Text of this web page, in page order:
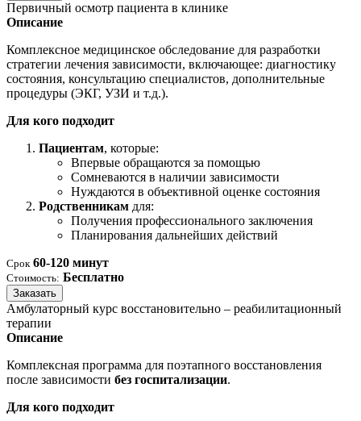
Первичный осмотр пациента в клинике
Описание
Комплексное медицинское обследование для разработки
стратегии лечения зависимости, включающее: диагностику
состояния, консультацию специалистов, дополнительные
процедуры (ЭКГ, УЗИ и т.д.).
Для кого подходит
Пациентам, которые:
Впервые обращаются за помощью
Сомневаются в наличии зависимости
Нуждаются в объективной оценке состояния
Родственникам для:
Получения профессионального заключения
Планирования дальнейших действий
Срок 60-120 минут
Стоимость: Бесплатно
Заказать
Амбулаторный курс восстановительно – реабилитационный
терапии
Описание
Комплексная программа для поэтапного восстановления
после зависимости без госпитализации.
Для кого подходит